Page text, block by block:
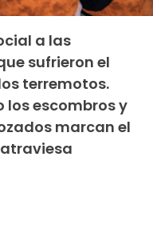
a las
sufrieron el
terremotos.
los escombros y
marcan el